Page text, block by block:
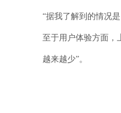
“据我了解到的情况
至于用户体验方面，
越来越少”。